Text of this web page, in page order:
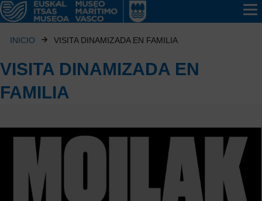
INICIO VISITA DINAMIZADA EN FAMILIA
VISITA DINAMIZADA EN
FAMILIA